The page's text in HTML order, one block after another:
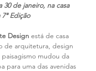
30 de janeiro, na casa
Edição
Design está de casa
de arquitetura, design
mudou da
para uma das avenidas